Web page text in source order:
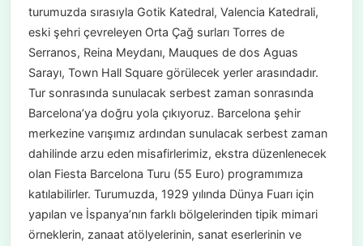
turumuzda sırasıyla Gotik Katedral, Valencia Katedrali,
eski şehri çevreleyen Orta Çağ surları Torres de
Serranos, Reina Meydanı, Mauques de dos Aguas
Sarayı, Town Hall Square görülecek yerler arasındadır.
Tur sonrasında sunulacak serbest zaman sonrasında
Barcelona’ya doğru yola çıkıyoruz. Barcelona şehir
merkezine varışımız ardından sunulacak serbest zaman
dahilinde arzu eden misafirlerimiz, ekstra düzenlenecek
olan Fiesta Barcelona Turu (55 Euro) programımıza
katılabilirler. Turumuzda, 1929 yılında Dünya Fuarı için
yapılan ve İspanya’nın farklı bölgelerinden tipik mimari
örneklerin, zanaat atölyelerinin, sanat eserlerinin ve